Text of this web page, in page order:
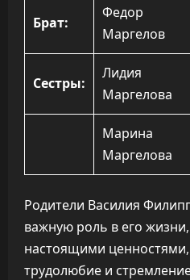
Брат:
Федор
Маргелов
Сестры:
Лидия
Маргелова
Марина
Маргелова
Родители Василия
важную роль в его
настоящими ценностями,
трудолюбие и